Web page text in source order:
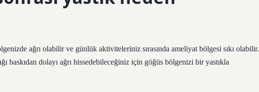
ağrı olabilir ve günlük aktiviteleriniz sırasında ameliyat bölgesi sıkı olabilir.
baskıdan dolayı ağrı hissedebileceğiniz için göğüs bölgenizi bir yastıkla